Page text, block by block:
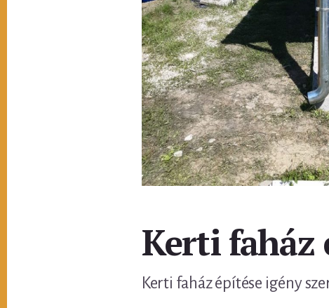
Kerti faház
Kerti faház építése igény